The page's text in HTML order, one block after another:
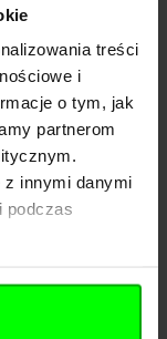
treści
i
o tym, jak
partnerom
z innymi danymi
podczas